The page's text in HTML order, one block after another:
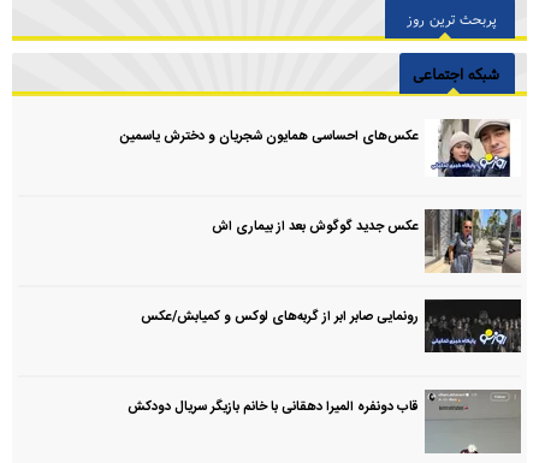
پربحث ترین روز
شبکه اجتماعی
عکس‌های احساسی همایون شجریان و دخترش یاسمین
عکس جدید گوگوش بعد از بیماری اش
رونمایی صابر ابر از گربه‌های لوکس و کمیابش/عکس
قاب دونفره المیرا دهقانی با خانم بازیگر سریال دودکش